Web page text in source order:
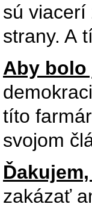
sú viacerí
strany. A
Aby bolo
títo
svojom
zakázať